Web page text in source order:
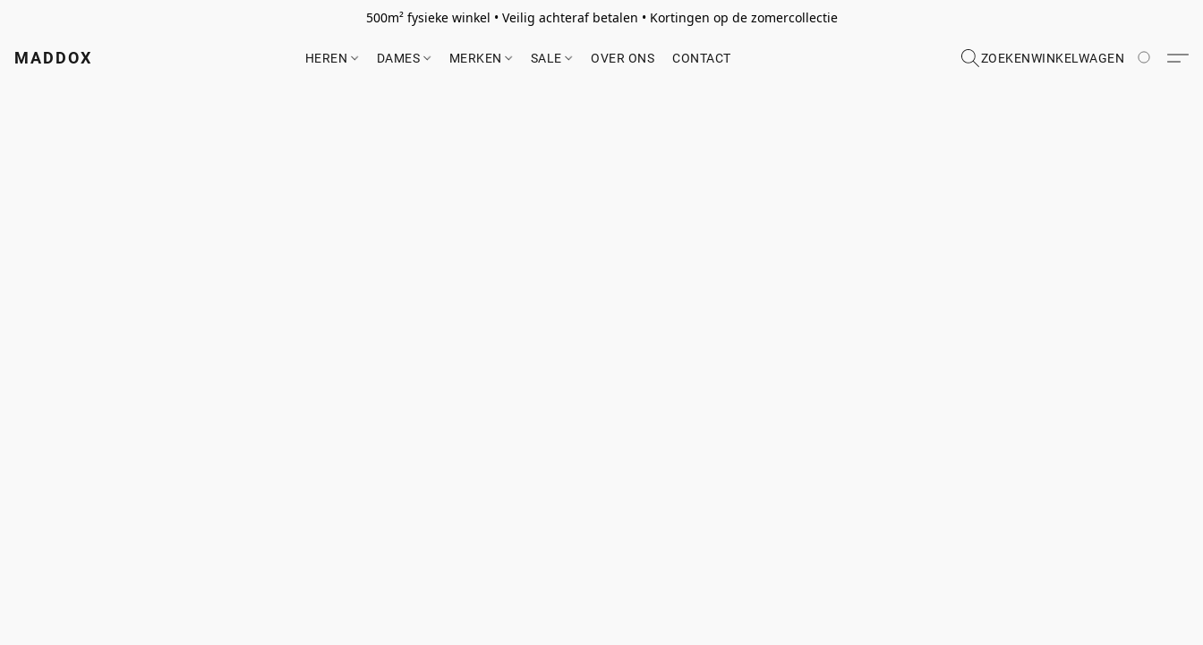
500m² fysieke winkel • Veilig achteraf betalen • Kortingen op de zomercollectie
MADDOX HEREN DAMES MERKEN SALE OVER ONS CONTACT ZOEKENWINKELWAGEN